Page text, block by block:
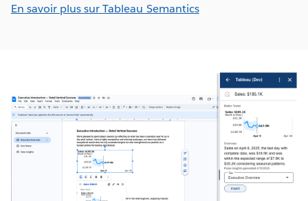
En savoir plus sur Tableau Semantics